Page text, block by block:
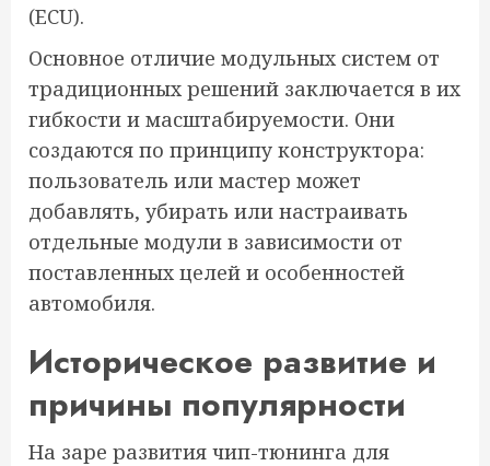
(ECU).
Основное отличие модульных систем от
традиционных решений заключается в их
гибкости и масштабируемости. Они
создаются по принципу конструктора:
пользователь или мастер может
добавлять, убирать или настраивать
отдельные модули в зависимости от
поставленных целей и особенностей
автомобиля.
Историческое развитие и
причины популярности
На заре развития чип-тюнинга для